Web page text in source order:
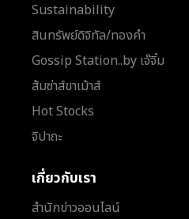
Sustainability
สินทรัพย์ดิจิทัล/ทองคำ
Gossip Station..by เจ๊จิ๋ม
ส้มซ่าส์ขาเม้าส์
Hot Stocks
จิปาถะ
เกี่ยวกับเรา
สำนักข่าวออนไลน์